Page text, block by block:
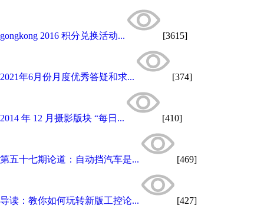
gongkong 2016 积分兑换活动... [3615]
2021年6月份月度优秀答疑和求... [374]
2014 年 12 月摄影版块 “每日... [410]
第五十七期论道：自动挡汽车是... [469]
导读：教你如何玩转新版工控论... [427]